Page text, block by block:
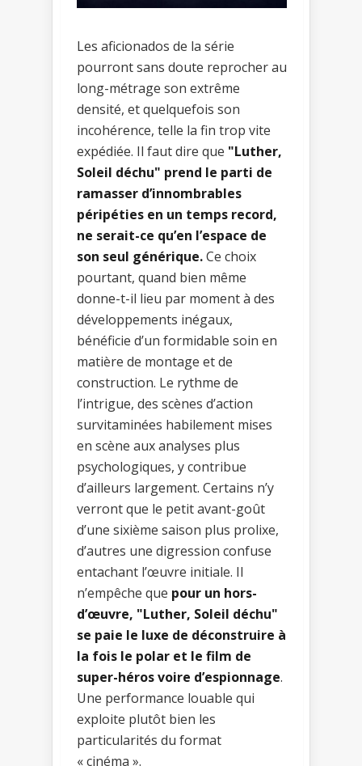
Les aficionados de la série
pourront sans doute reprocher au
long-métrage son extrême
densité, et quelquefois son
incohérence, telle la fin trop vite
expédiée. Il faut dire que "Luther,
Soleil déchu" prend le parti de
ramasser d’innombrables
péripéties en un temps record,
ne serait-ce qu’en l’espace de
son seul générique.Ce choix
pourtant, quand bien même
donne-t-il lieu par moment à des
développements inégaux,
bénéficie d’un formidable soin en
matière de montage et de
construction. Le rythme de
l’intrigue, des scènes d’action
survitaminées habilement mises
en scène aux analyses plus
psychologiques, y contribue
d’ailleurs largement. Certains n’y
verront que le petit avant-goût
d’une sixième saison plus prolixe,
d’autres une digression confuse
entachant l’œuvre initiale. Il
n’empêche que pour un hors-
d’œuvre, "Luther, Soleil déchu"
se paie le luxe de déconstruire à
la fois le polar et le film de
super-héros voire d’espionnage.
Une performance louable qui
exploite plutôt bien les
particularités du format
« cinéma ».